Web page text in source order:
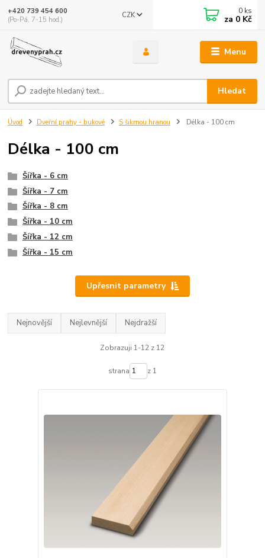
Menu
CZK
Hledat
+420 739 454 600
(Po-Pá, 7-15 hod.)
0 ks
za 0 Kč
Úvod Dveřní prahy - bukové S šikmou hranou Délka - 100 cm
Délka - 100 cm
Šířka - 6 cm
Šířka - 7 cm
Šířka - 8 cm
Šířka - 10 cm
Šířka - 12 cm
Šířka - 15 cm
Upřesnit parametry
Nejnovější Nejlevnější Nejdražší
Zobrazuji 1-12 z 12
strana z 1